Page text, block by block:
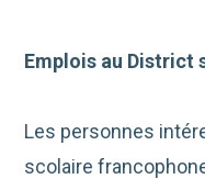
Emplois au District
Les personnes
scolaire